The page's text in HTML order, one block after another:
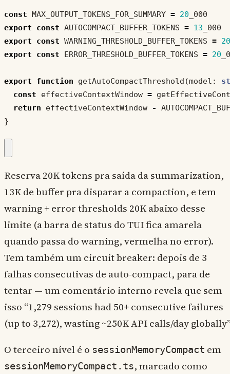
const MAX_OUTPUT_TOKENS_FOR_SUMMARY = 20 _000
export
const AUTOCOMPACT_BUFFER_TOKENS = 13 _000
export
const WARNING_THRESHOLD_BUFFER_TOKENS = 20
export
const ERROR_THRESHOLD_BUFFER_TOKENS = 20
export function getAutoCompactThreshold (model :
const
effectiveContextWindow =
return
effectiveContextWindow -
}
Reserva 20K tokens pra saída da summarization,
13K de buffer pra disparar a compaction, e tem
warning + error thresholds 20K abaixo desse
limite (a barra de status do TUI fica amarela
quando passa do warning, vermelha no error).
Tem também um circuit breaker: depois de 3
falhas consecutivas de auto-compact, para de
tentar — um comentário interno revela que sem
isso “1,279 sessions had 50+ consecutive failures
(up to 3,272), wasting ~250K API calls/day
O terceiro nível é o sessionMemoryCompact em
sessionMemoryCompact.ts, marcado como